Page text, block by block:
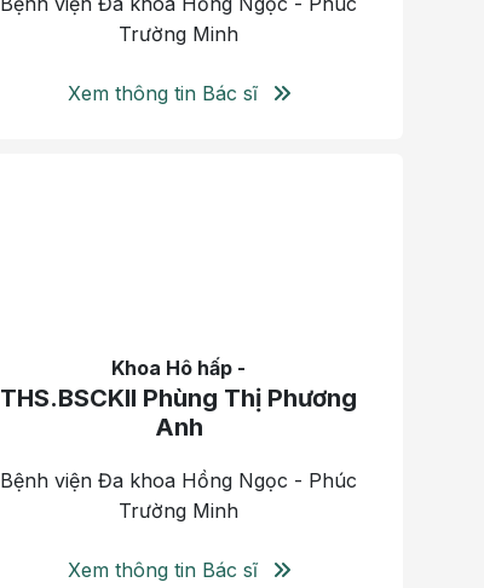
Trường Minh
Xem thông tin Bác sĩ
Khoa Hô hấp -
THS.BSCKII Phùng Thị Phương
Anh
Bệnh viện Đa khoa Hồng Ngọc - Phúc
Trường Minh
Xem thông tin Bác sĩ